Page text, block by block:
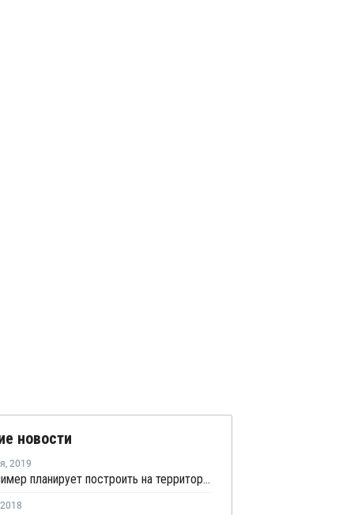
новости
, 2019
АРД-Полимер планирует построить на территории ОЭЗ "Узловая" производство пленок из ПЭТ
2018